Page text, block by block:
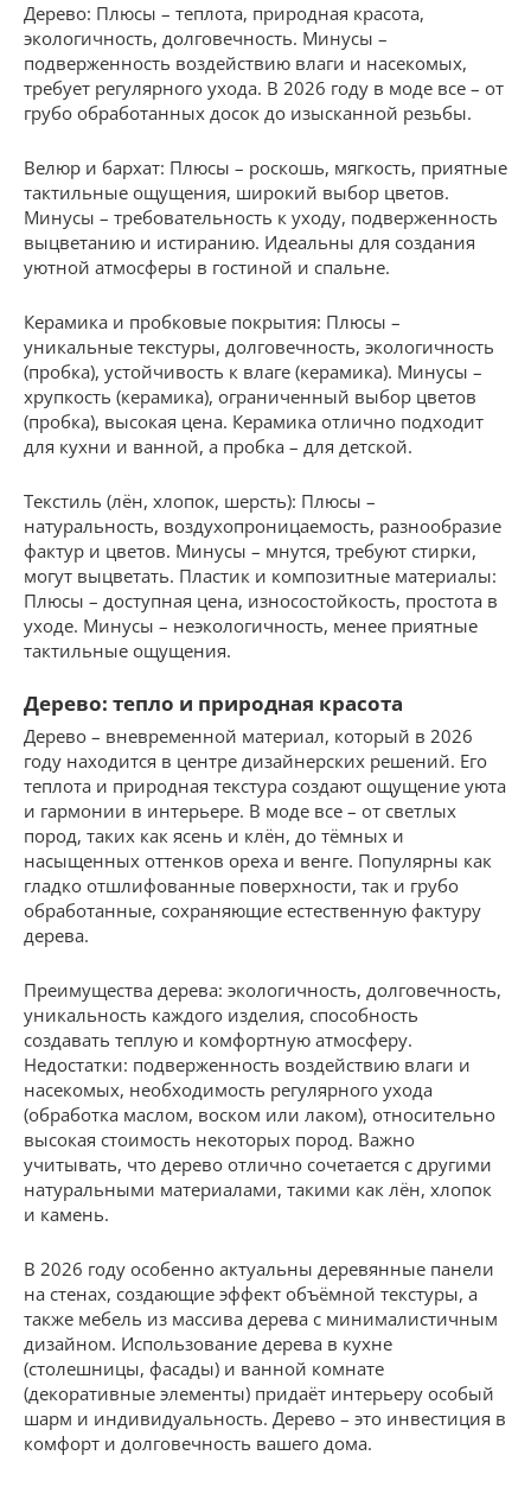
Дерево: Плюсы – теплота, природная красота,
экологичность, долговечность. Минусы –
подверженность воздействию влаги и насекомых,
требует регулярного ухода. В 2026 году в моде все – от
грубо обработанных досок до изысканной резьбы.
Велюр и бархат: Плюсы – роскошь, мягкость, приятные
тактильные ощущения, широкий выбор цветов.
Минусы – требовательность к уходу, подверженность
выцветанию и истиранию. Идеальны для создания
уютной атмосферы в гостиной и спальне.
Керамика и пробковые покрытия: Плюсы –
уникальные текстуры, долговечность, экологичность
(пробка), устойчивость к влаге (керамика). Минусы –
хрупкость (керамика), ограниченный выбор цветов
(пробка), высокая цена. Керамика отлично подходит
для кухни и ванной, а пробка – для детской.
Текстиль (лён, хлопок, шерсть): Плюсы –
натуральность, воздухопроницаемость, разнообразие
фактур и цветов. Минусы – мнутся, требуют стирки,
могут выцветать. Пластик и композитные материалы:
Плюсы – доступная цена, износостойкость, простота в
уходе. Минусы – неэкологичность, менее приятные
тактильные ощущения.
Дерево: тепло и природная красота
Дерево – вневременной материал, который в 2026
году находится в центре дизайнерских решений. Его
теплота и природная текстура создают ощущение уюта
и гармонии в интерьере. В моде все – от светлых
пород, таких как ясень и клён, до тёмных и
насыщенных оттенков ореха и венге. Популярны как
гладко отшлифованные поверхности, так и грубо
обработанные, сохраняющие естественную фактуру
дерева.
Преимущества дерева: экологичность, долговечность,
уникальность каждого изделия, способность
создавать теплую и комфортную атмосферу.
Недостатки: подверженность воздействию влаги и
насекомых, необходимость регулярного ухода
(обработка маслом, воском или лаком), относительно
высокая стоимость некоторых пород. Важно
учитывать, что дерево отлично сочетается с другими
натуральными материалами, такими как лён, хлопок
и камень.
В 2026 году особенно актуальны деревянные панели
на стенах, создающие эффект объёмной текстуры, а
также мебель из массива дерева с минималистичным
дизайном. Использование дерева в кухне
(столешницы, фасады) и ванной комнате
(декоративные элементы) придаёт интерьеру особый
шарм и индивидуальность. Дерево – это инвестиция в
комфорт и долговечность вашего дома.